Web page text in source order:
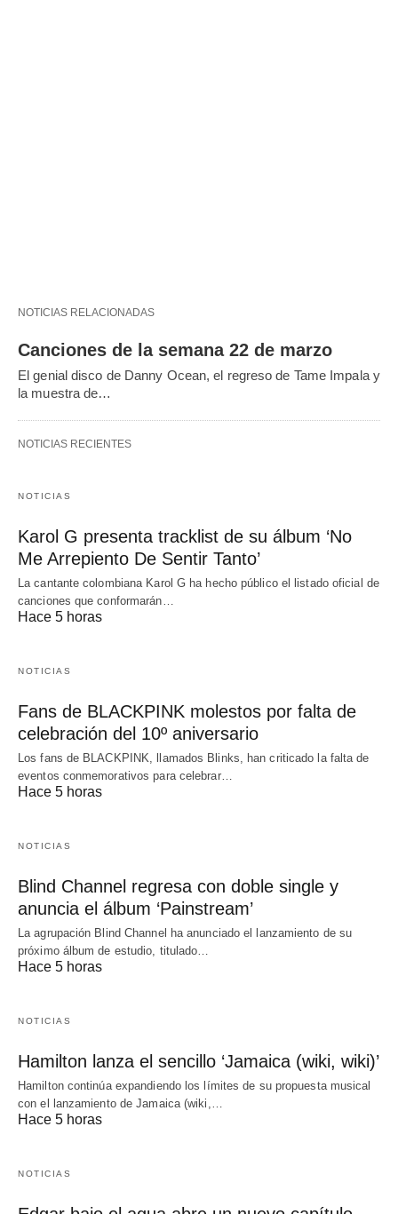
NOTICIAS RELACIONADAS
Canciones de la semana 22 de marzo
El genial disco de Danny Ocean, el regreso de Tame Impala y
la muestra de…
NOTICIAS RECIENTES
NOTICIAS
Karol G presenta tracklist de su álbum ‘No
Me Arrepiento De Sentir Tanto’
La cantante colombiana Karol G ha hecho público el listado oficial de
canciones que conformarán…
Hace 5 horas
NOTICIAS
Fans de BLACKPINK molestos por falta de
celebración del 10º aniversario
Los fans de BLACKPINK, llamados Blinks, han criticado la falta de
eventos conmemorativos para celebrar…
Hace 5 horas
NOTICIAS
Blind Channel regresa con doble single y
anuncia el álbum ‘Painstream’
La agrupación Blind Channel ha anunciado el lanzamiento de su
próximo álbum de estudio, titulado…
Hace 5 horas
NOTICIAS
Hamilton lanza el sencillo ‘Jamaica (wiki, wiki)’
Hamilton continúa expandiendo los límites de su propuesta musical
con el lanzamiento de Jamaica (wiki,…
Hace 5 horas
NOTICIAS